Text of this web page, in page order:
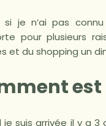
si je n’ai pas
pour plusieurs
et du shopping un
je suis arrivée il y a